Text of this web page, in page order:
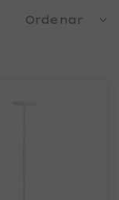
Ordenar